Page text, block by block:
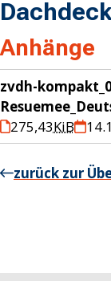
Anhänge
zvdh-
275,43KiB
zurück zur